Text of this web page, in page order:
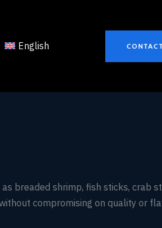
English
breaded shrimp, fish sticks, crab
compromising on quality or